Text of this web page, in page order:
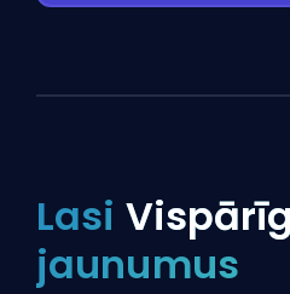
Lasi
jaunumus